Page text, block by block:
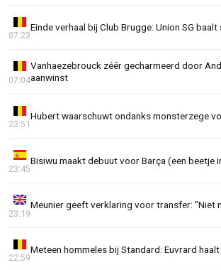
Einde verhaal bij Club Brugge: Union SG baalt
07:23
Vanhaezebrouck zéér gecharmeerd door
aanwinst
07:04
Hubert waarschuwt ondanks monsterzege
23:51
Bisiwu maakt debuut voor Barça (een beetje
23:45
Meunier geeft verklaring voor transfer: "Niet
23:19
Meteen hommeles bij Standard: Euvrard
22:59